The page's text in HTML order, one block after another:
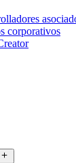
corporativos